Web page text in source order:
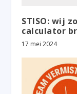
STISO: wij
calculator
17 mei 2024